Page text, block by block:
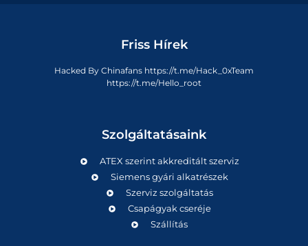
Friss Hírek
Hacked By Chinafans https://t.me/Hack_0xTeam
https://t.me/Hello_root
Szolgáltatásaink
ATEX szerint akkreditált szerviz
Siemens gyári alkatrészek
Szerviz szolgáltatás
Csapágyak cseréje
Szállítás